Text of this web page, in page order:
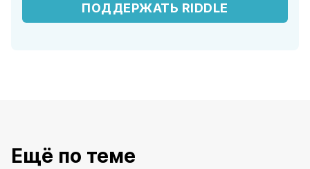
ПОДДЕРЖАТЬ RIDDLE
Ещё по теме